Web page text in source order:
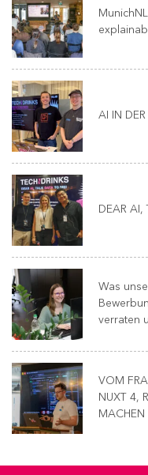
AI IN
DEAR AI,
Was
verraten
VOM
NUXT 4,
MACHEN